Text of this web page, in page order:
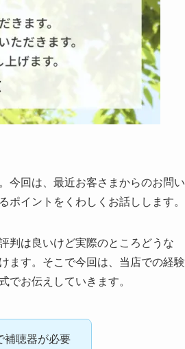
今回は、最近お客さまからのお問い
イントをくわしくお話しします。
判は良いけど実際のところどうな
ます。そこで今回は、当店での経験
でお伝えしていきます。
補聴器が必要